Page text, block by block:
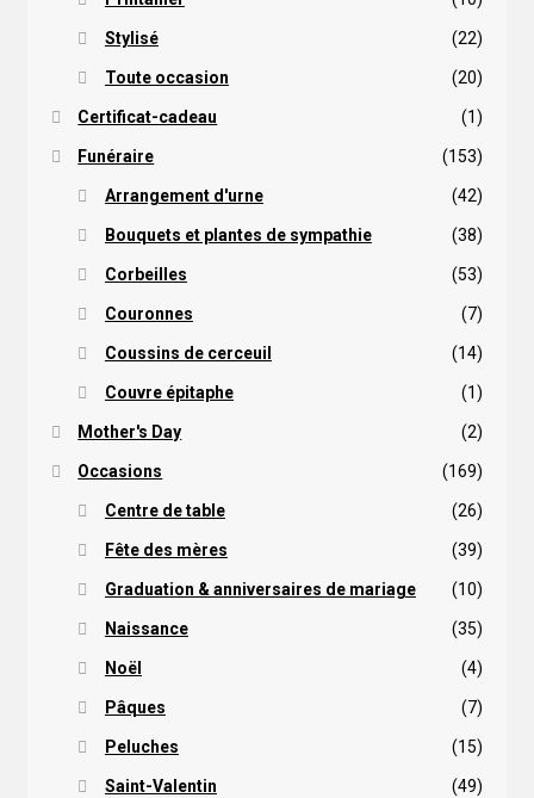
Stylisé (22)
Toute occasion (20)
Certificat-cadeau (1)
Funéraire (153)
Arrangement d'urne (42)
Bouquets et plantes de sympathie (38)
Corbeilles (53)
Couronnes (7)
Coussins de cerceuil (14)
Couvre épitaphe (1)
Mother's Day (2)
Occasions (169)
Centre de table (26)
Fête des mères (39)
Graduation & anniversaires de mariage (10)
Naissance (35)
Noël (4)
Pâques (7)
Peluches (15)
Saint-Valentin (49)